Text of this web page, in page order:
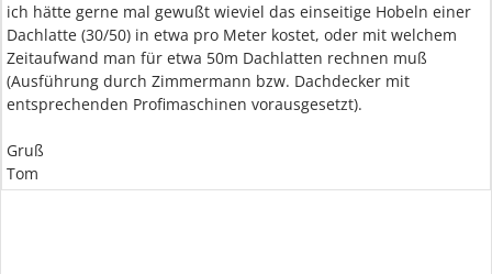
ich hätte gerne mal gewußt wieviel das einseitige Hobeln einer
Dachlatte (30/50) in etwa pro Meter kostet, oder mit welchem
Zeitaufwand man für etwa 50m Dachlatten rechnen muß
(Ausführung durch Zimmermann bzw. Dachdecker mit
entsprechenden Profimaschinen vorausgesetzt).
Gruß
Tom